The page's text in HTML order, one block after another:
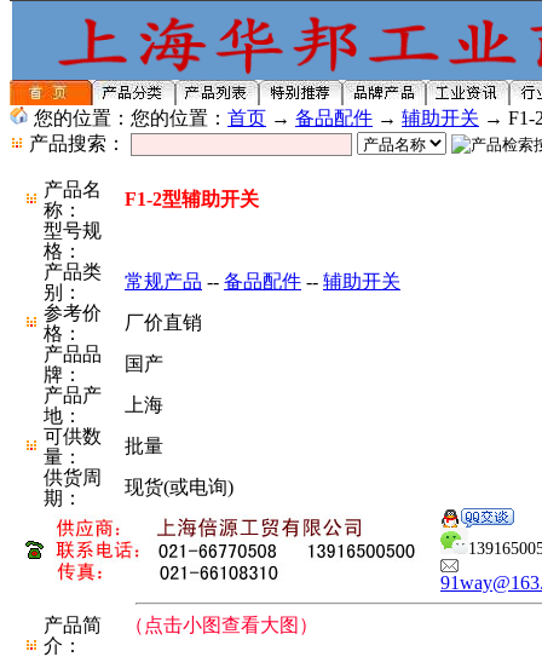
您的位置：您的位置： 首页 → 备品配件 → 辅助开关 → F1-
产品搜索：
产品名
称：
F1-2型辅助开关
型号规
格：
产品类
别：
常规产品 -- 备品配件 -- 辅助开关
参考价
格：
厂价直销
产品品
牌：
国产
产品产
地：
上海
可供数
量：
批量
供货周
期：
现货(或电询)
产品简
介：
（点击小图查看大图）